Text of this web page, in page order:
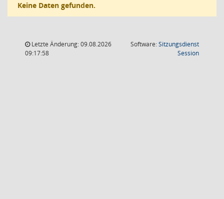
Keine Daten gefunden.
Letzte Änderung: 09.08.2026
09:17:58
Software:Sitzungsdienst
Session(Wird in